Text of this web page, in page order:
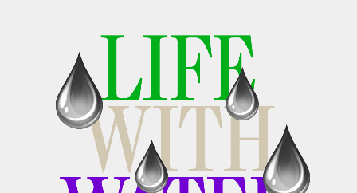
Om
Om AHC
Profiler
Presse
AHC Channel Søg